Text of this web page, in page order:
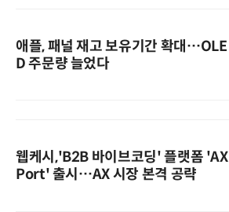
애플, 패널 재고 보유기간 확대…OLE
D 주문량 늘었다
웹케시,'B2B 바이브코딩' 플랫폼 'AX
Port' 출시…AX 시장 본격 공략